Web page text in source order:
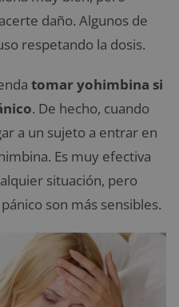
daño. Algunos de
respetando la dosis.
tomar yohimbina si
. De hecho, cuando
a un sujeto a entrar en
Es muy efectiva
situación, pero
son más sensibles.